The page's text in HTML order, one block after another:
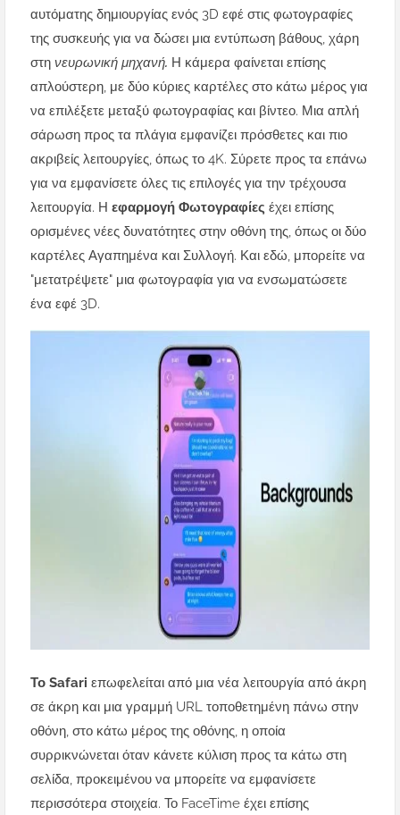
αυτόματης δημιουργίας ενός 3D εφέ στις φωτογραφίες
της συσκευής για να δώσει μια εντύπωση βάθους, χάρη
στη νευρωνική μηχανή. Η κάμερα φαίνεται επίσης
απλούστερη, με δύο κύριες καρτέλες στο κάτω μέρος για
να επιλέξετε μεταξύ φωτογραφίας και βίντεο. Μια απλή
σάρωση προς τα πλάγια εμφανίζει πρόσθετες και πιο
ακριβείς λειτουργίες, όπως το 4K. Σύρετε προς τα επάνω
για να εμφανίσετε όλες τις επιλογές για την τρέχουσα
λειτουργία. Η εφαρμογή Φωτογραφίες έχει επίσης
ορισμένες νέες δυνατότητες στην οθόνη της, όπως οι δύο
καρτέλες Αγαπημένα και Συλλογή. Και εδώ, μπορείτε να
"μετατρέψετε" μια φωτογραφία για να ενσωματώσετε
ένα εφέ 3D.
Το Safari επωφελείται από μια νέα λειτουργία από άκρη
σε άκρη και μια γραμμή URL τοποθετημένη πάνω στην
οθόνη, στο κάτω μέρος της οθόνης, η οποία
συρρικνώνεται όταν κάνετε κύλιση προς τα κάτω στη
σελίδα, προκειμένου να μπορείτε να εμφανίσετε
περισσότερα στοιχεία. Το FaceTime έχει επίσης